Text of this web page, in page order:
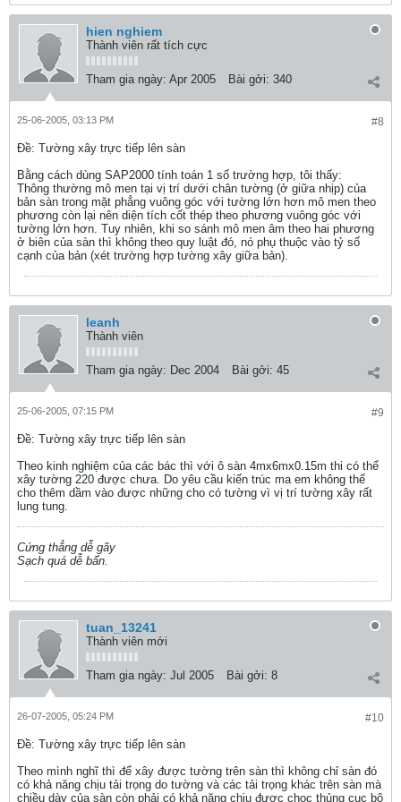
hien nghiem
Thành viên rất tích cực
Tham gia ngày: Apr 2005 Bài gởi: 340
#8
25-06-2005, 03:13 PM
Ðề: Tường xây trực tiếp lên sàn
Bằng cách dùng SAP2000 tính toán 1 số trường hợp, tôi thấy:
Thông thường mô men tại vị trí dưới chân tường (ở giữa nhịp) của
bản sàn trong mặt phẳng vuông góc với tường lớn hơn mô men theo
phương còn lại nên diện tích cốt thép theo phương vuông góc với
tường lớn hơn. Tuy nhiên, khi so sánh mô men âm theo hai phương
ở biên của sàn thì không theo quy luật đó, nó phụ thuộc vào tỷ số
cạnh của bản (xét trường hợp tường xây giữa bản).
leanh
Thành viên
Tham gia ngày: Dec 2004 Bài gởi: 45
#9
25-06-2005, 07:15 PM
Ðề: Tường xây trực tiếp lên sàn
Theo kinh nghiệm của các bác thì với ô sàn 4mx6mx0.15m thi có thể
xây tường 220 được chưa. Do yêu cầu kiến trúc ma em không thể
cho thêm dầm vào được những cho có tường vì vị trí tường xây rất
lung tung.
Cứng thẳng dễ gãy
Sạch quá dễ bẩn.
tuan_13241
Thành viên mới
Tham gia ngày: Jul 2005 Bài gởi: 8
#10
26-07-2005, 05:24 PM
Ðề: Tường xây trực tiếp lên sàn
Theo mình nghĩ thì để xây được tường trên sàn thì không chỉ sàn đó
có khả năng chịu tải trọng do tường và các tải trọng khác trên sàn mà
chiều dày của sàn còn phải có khả năng chịu được chọc thủng cục bộ